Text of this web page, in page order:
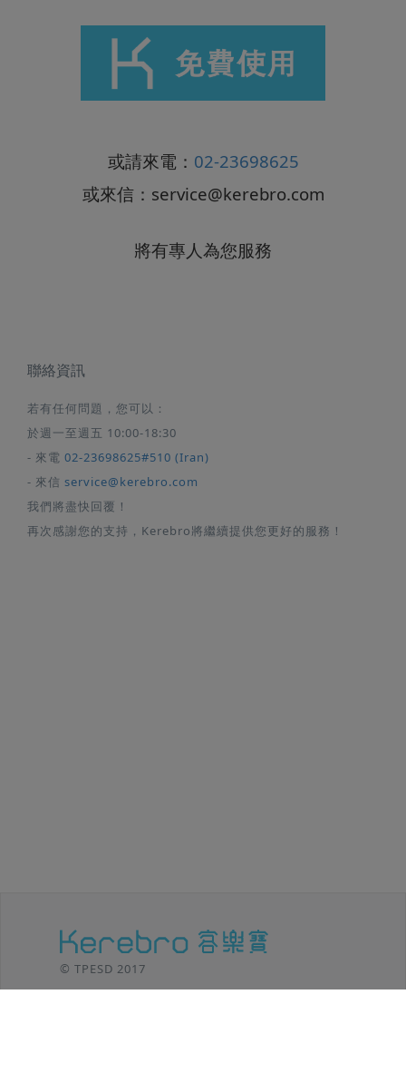
或請來電： 02-23698625
或來信： service@kerebro.com
將有專人為您服務
聯絡資訊
若有任何問題，您可以：
於週一至週五 10:00-18:30
- 來電 02-23698625#510 (Iran)
- 來信 service@kerebro.com
我們將盡快回覆！
再次感謝您的支持，Kerebro將繼續提供您更好的服務！
© TPESD 2017